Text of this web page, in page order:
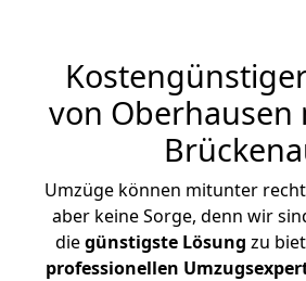
von Oberhausen
Umzüge können mitunter
aber keine Sorge, denn wir
diegünstigste Lösung zu
professionellen